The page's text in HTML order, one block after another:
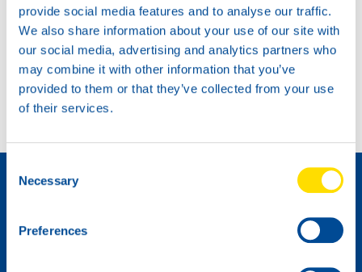
provide social media features and to analyse our traffic.
We also share information about your use of our site with
our social media, advertising and analytics partners who
may combine it with other information that you’ve
provided to them or that they’ve collected from your use
of their services.
Selection
Necessary
Preferences
INICIAR SESIÓN